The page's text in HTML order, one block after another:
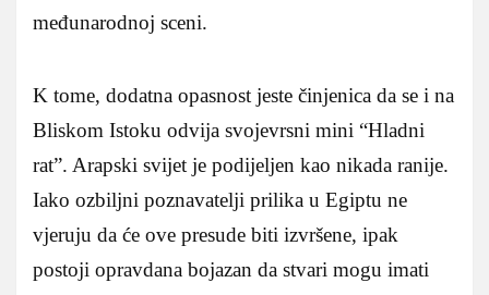
međunarodnoj sceni.
K tome, dodatna opasnost jeste činjenica da se i na
Bliskom Istoku odvija svojevrsni mini “Hladni
rat”. Arapski svijet je podijeljen kao nikada ranije.
Iako ozbiljni poznavatelji prilika u Egiptu ne
vjeruju da će ove presude biti izvršene, ipak
postoji opravdana bojazan da stvari mogu imati